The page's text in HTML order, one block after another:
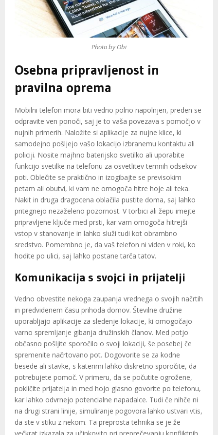
Photo by Obi
Osebna pripravljenost in
pravilna oprema
Mobilni telefon mora biti vedno polno napolnjen, preden se
odpravite ven ponoči, saj je to vaša povezava s pomočjo v
nujnih primerih. Naložite si aplikacije za nujne klice, ki
samodejno pošljejo vašo lokacijo izbranemu kontaktu ali
policiji. Nosite majhno baterijsko svetilko ali uporabite
funkcijo svetilke na telefonu za osvetlitev temnih odsekov
poti. Oblečite se praktično in izogibajte se previsokim
petam ali obutvi, ki vam ne omogoča hitre hoje ali teka.
Nakit in druga dragocena oblačila pustite doma, saj lahko
pritegnejo nezaželeno pozornost. V torbici ali žepu imejte
pripravljene ključe med prsti, kar vam omogoča hitrejši
vstop v stanovanje in lahko služi tudi kot obrambno
sredstvo. Pomembno je, da vaš telefon ni viden v roki, ko
hodite po ulici, saj lahko postane tarča tatov.
Komunikacija s svojci in prijatelji
Vedno obvestite nekoga zaupanja vrednega o svojih načrtih
in predvidenem času prihoda domov. Številne družine
uporabljajo aplikacije za sledenje lokacije, ki omogočajo
varno spremljanje gibanja družinskih članov. Med potjo
občasno pošljite sporočilo o svoji lokaciji, še posebej če
spremenite načrtovano pot. Dogovorite se za kodne
besede ali stavke, s katerimi lahko diskretno sporočite, da
potrebujete pomoč. V primeru, da se počutite ogrožene,
pokličite prijatelja in med hojo glasno govorite po telefonu,
kar lahko odvrnejo potencialne napadalce. Tudi če nihče ni
na drugi strani linije, simuliranje pogovora lahko ustvari vtis,
da ste v stiku z nekom. Ta preprosta tehnika se je že
večkrat izkazala za učinkovito pri preprečevanju konfliktnih